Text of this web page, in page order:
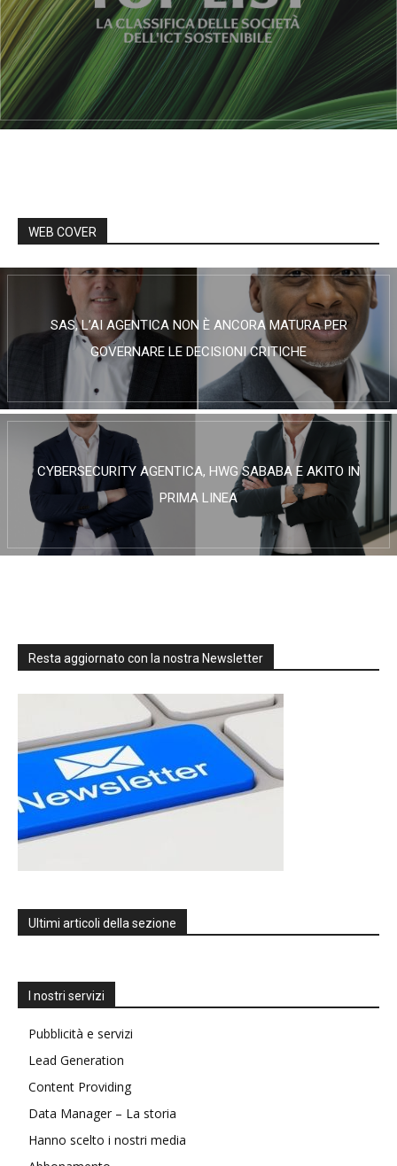
WEB COVER
SAS, L’AI AGENTICA NON È ANCORA MATURA PER
GOVERNARE LE DECISIONI CRITICHE
CYBERSECURITY AGENTICA, HWG SABABA E AKITO IN
PRIMA LINEA
Resta aggiornato con la nostra Newsletter
Ultimi articoli della sezione
I nostri servizi
Pubblicità e servizi
Lead Generation
Content Providing
Data Manager – La storia
Hanno scelto i nostri media